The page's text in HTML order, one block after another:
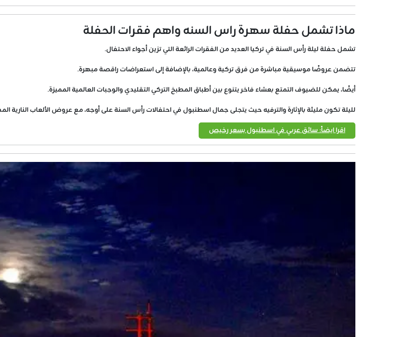
ماذا تشمل حفلة سهرة راس السنه واهم فقرات الحفلة
تشمل حفلة ليلة رأس السنة في تركيا العديد من الفقرات الرائعة التي تزين أجواء الاحتفال.
تتضمن عروضًا موسيقية مباشرة من فرق تركية وعالمية، بالإضافة إلى استعراضات راقصة مبهرة.
أيضًا، يمكن للضيوف التمتع بعشاء فاخر يتنوع بين أطباق المطبخ التركي التقليدي والوجبات العالمية المميزة.
لليلة تكون مليئة بالإثارة والترفيه حيث يتجلى جمال اسطنبول في احتفالات رأس السنة على أوجه، مع عروض الألعاب النارية
اقرا ايضاً: سائق عربي في اسطنبول بسعر رخيص